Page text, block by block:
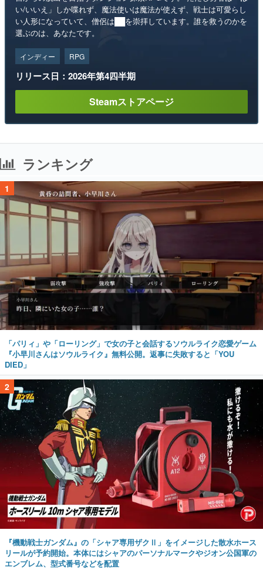
い/いいえ」しか喋れず、魔法使いは魔法が使えず、戦士は可愛らし
い人形になっていて、僧侶は██を崇拝しています。誰を救うのかを
選ぶのは、あなたです。
インディー RPG
リリース日：2026年第4四半期
Steamストアページ
ランキング
1
「パリィ」や「ローリング」で女の子と会話するソウルライク恋愛ゲーム
『小早川さんはソウルライク』無料公開。返事に失敗すると「YOU
DIED」
2
『機動戦士ガンダム』の「シャア専用ザクⅡ」をイメージした散水ホース
リールが予約開始。本体にはシャアのパーソナルマークやジオン公国軍の
エンブレム、型式番号などを配置